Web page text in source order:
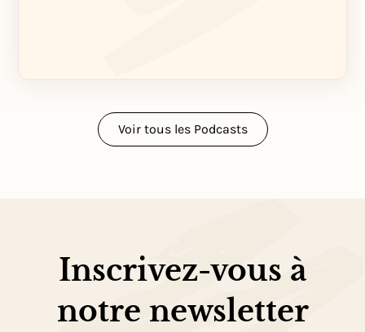
Voir tous les Podcasts
Inscrivez-vous à
notre newsletter